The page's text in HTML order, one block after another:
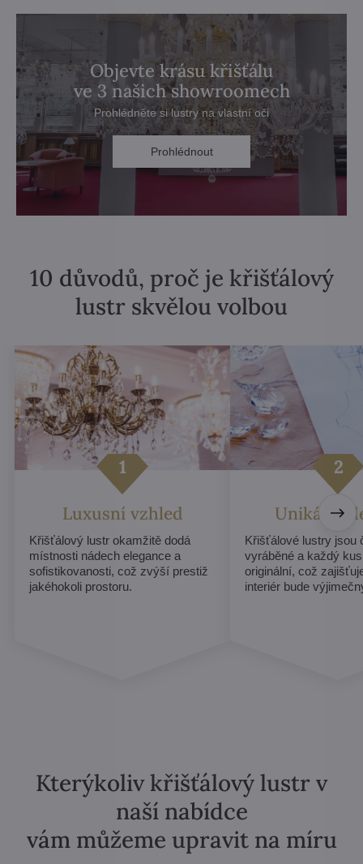
Objevte krásu křišťálu
ve 3 našich showroomech
Prohlédněte si lustry na vlastní oči
Prohlédnout
10 důvodů, proč je křišťálový
lustr skvělou volbou
Luxusní vzhled
Křišťálový lustr okamžitě dodá
místnosti nádech elegance a
sofistikovanosti, což zvýší prestiž
jakéhokoli prostoru.
Unikátní
Křišťálové lustry jsou
vyráběné a každý
originální, což
interiér bude
Kterýkoliv křišťálový lustr v
naší nabídce
vám můžeme upravit na míru